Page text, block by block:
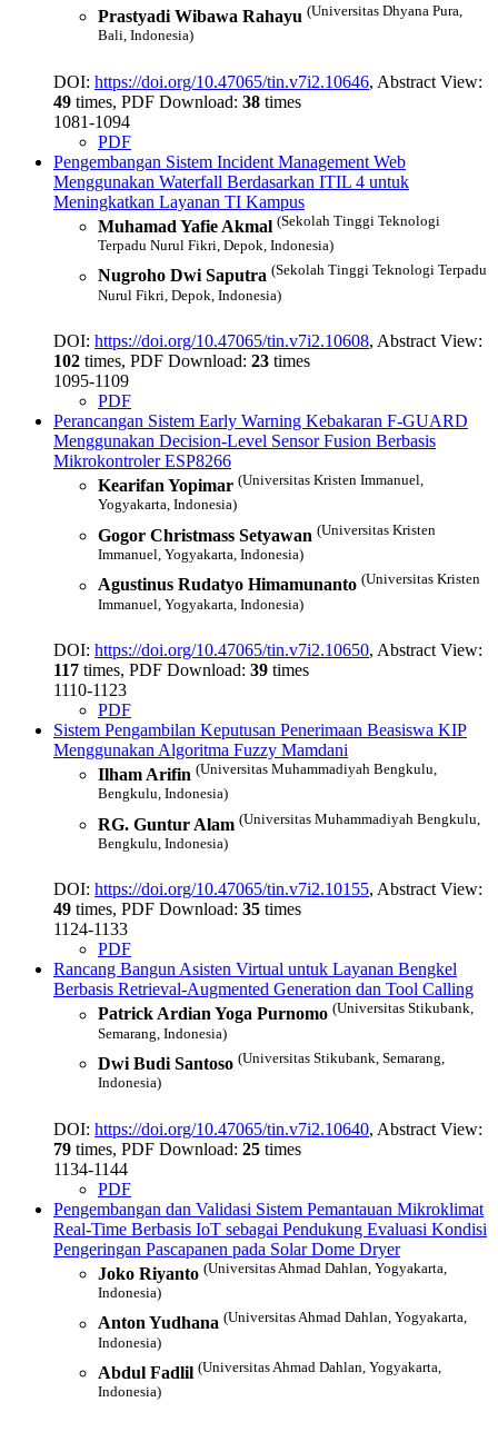
Prastyadi Wibawa Rahayu (Universitas Dhyana Pura,
Bali, Indonesia)
DOI: https://doi.org/10.47065/tin.v7i2.10646, Abstract View:
49 times, PDF Download: 38 times
1081-1094
PDF
Pengembangan Sistem Incident Management Web
Menggunakan Waterfall Berdasarkan ITIL 4 untuk
Meningkatkan Layanan TI Kampus
Muhamad Yafie Akmal (Sekolah Tinggi Teknologi
Terpadu Nurul Fikri, Depok, Indonesia)
Nugroho Dwi Saputra (Sekolah Tinggi Teknologi Terpadu
Nurul Fikri, Depok, Indonesia)
DOI: https://doi.org/10.47065/tin.v7i2.10608, Abstract View:
102 times, PDF Download: 23 times
1095-1109
PDF
Perancangan Sistem Early Warning Kebakaran F-GUARD
Menggunakan Decision-Level Sensor Fusion Berbasis
Mikrokontroler ESP8266
Kearifan Yopimar (Universitas Kristen Immanuel,
Yogyakarta, Indonesia)
Gogor Christmass Setyawan (Universitas Kristen
Immanuel, Yogyakarta, Indonesia)
Agustinus Rudatyo Himamunanto (Universitas Kristen
Immanuel, Yogyakarta, Indonesia)
DOI: https://doi.org/10.47065/tin.v7i2.10650, Abstract View:
117 times, PDF Download: 39 times
1110-1123
PDF
Sistem Pengambilan Keputusan Penerimaan Beasiswa KIP
Menggunakan Algoritma Fuzzy Mamdani
Ilham Arifin (Universitas Muhammadiyah Bengkulu,
Bengkulu, Indonesia)
RG. Guntur Alam (Universitas Muhammadiyah Bengkulu,
Bengkulu, Indonesia)
DOI: https://doi.org/10.47065/tin.v7i2.10155, Abstract View:
49 times, PDF Download: 35 times
1124-1133
PDF
Rancang Bangun Asisten Virtual untuk Layanan Bengkel
Berbasis Retrieval-Augmented Generation dan Tool Calling
Patrick Ardian Yoga Purnomo (Universitas Stikubank,
Semarang, Indonesia)
Dwi Budi Santoso (Universitas Stikubank, Semarang,
Indonesia)
DOI: https://doi.org/10.47065/tin.v7i2.10640, Abstract View:
79 times, PDF Download: 25 times
1134-1144
PDF
Pengembangan dan Validasi Sistem Pemantauan Mikroklimat
Real-Time Berbasis IoT sebagai Pendukung Evaluasi Kondisi
Pengeringan Pascapanen pada Solar Dome Dryer
Joko Riyanto (Universitas Ahmad Dahlan, Yogyakarta,
Indonesia)
Anton Yudhana (Universitas Ahmad Dahlan, Yogyakarta,
Indonesia)
Abdul Fadlil (Universitas Ahmad Dahlan, Yogyakarta,
Indonesia)